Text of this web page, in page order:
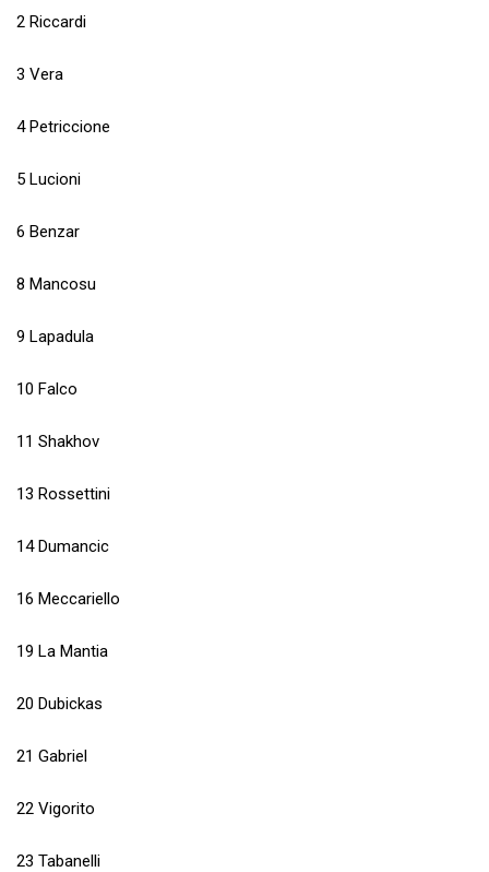
2 Riccardi
3 Vera
4 Petriccione
5 Lucioni
6 Benzar
8 Mancosu
9 Lapadula
10 Falco
11 Shakhov
13 Rossettini
14 Dumancic
16 Meccariello
19 La Mantia
20 Dubickas
21 Gabriel
22 Vigorito
23 Tabanelli